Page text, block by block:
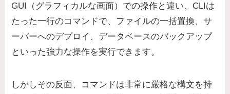
GUI（グラフィカルな画面）での操作と違い、CLIは
たった一行のコマンドで、ファイルの一括置換、サ
ーバーへのデプロイ、データベースのバックアップ
といった強力な操作を実行できます。
しかしその反面、コマンドは非常に厳格な構文を持